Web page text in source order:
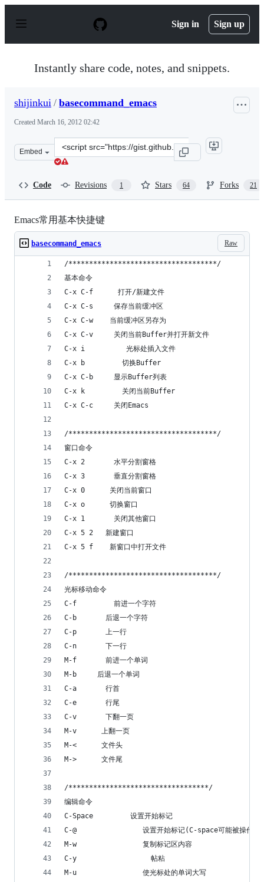
p
Sign in Sign up
Instantly share code, notes, and snippets.
shijinkui / basecommand_emacs
Created March 16, 2012 02:42
Embed
Clone
this
Code Revisions 1 Stars 64 Forks 21
Emacs常用基本快捷键
Raw
basecommand_emacs
/************************************/
基本命令
C-x C-f      打开/新建文件
C-x C-s     保存当前缓冲区
C-x C-w    当前缓冲区另存为
C-x C-v     关闭当前Buffer并打开新文件
C-x i          光标处插入文件
C-x b         切换Buffer
C-x C-b     显示Buffer列表
C-x k         关闭当前Buffer
C-x C-c     关闭Emacs
/************************************/
窗口命令
C-x 2       水平分割窗格
C-x 3       垂直分割窗格
C-x 0      关闭当前窗口
C-x o      切换窗口
C-x 1       关闭其他窗口
C-x 5 2   新建窗口
C-x 5 f    新窗口中打开文件
/************************************/
光标移动命令
C-f         前进一个字符
C-b       后退一个字符
C-p       上一行
C-n       下一行
M-f       前进一个单词
M-b     后退一个单词
C-a       行首
C-e       行尾
C-v       下翻一页
M-v      上翻一页
M-<      文件头
M->      文件尾
/**********************************/
编辑命令
C-Space         设置开始标记
C-@                设置开始标记(C-space可能被操作系
M-w                复制标记区内容
C-y                  帖粘
M-u                使光标处的单词大写